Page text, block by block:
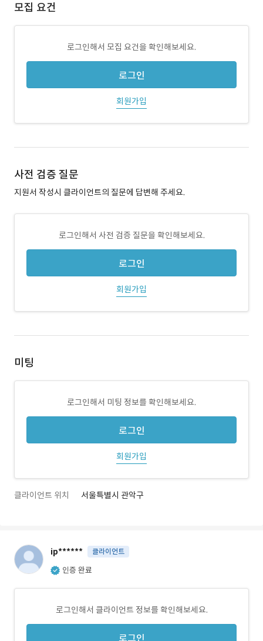
모집 요건
로그인해서 모집 요건을 확인해보세요.
로그인
회원가입
사전 검증 질문
지원서 작성시 클라이언트의 질문에 답변해 주세요.
로그인해서 사전 검증 질문을 확인해보세요.
로그인
회원가입
미팅
로그인해서 미팅 정보를 확인해보세요.
로그인
회원가입
클라이언트 위치 서울특별시 관악구
ip****** 클라이언트
인증 완료
로그인해서 클라이언트 정보를 확인해보세요.
로그인